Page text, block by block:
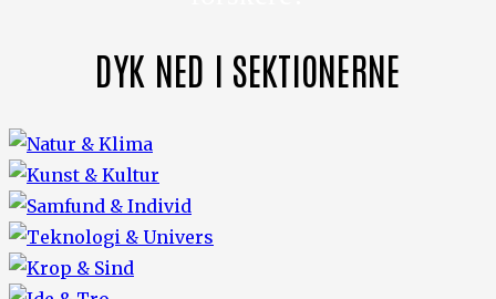
DYK NED I SEKTIONERNE